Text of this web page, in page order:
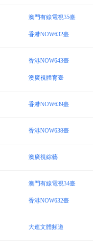
澳門有線電視35臺
香港NOW632臺
香港NOW643臺
澳廣視體育臺
香港NOW639臺
香港NOW638臺
澳廣視綜藝
澳門有線電視34臺
香港NOW632臺
大連文體頻道